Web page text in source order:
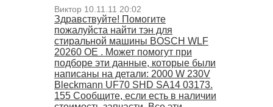
Виктор 10.11.11 20:02
Здравствуйте! Помогите
пожалуйста найти тэн для
стиральной машины BOSCH WLF
20260 OE . Может помогут при
подборе эти данные, которые были
написаны на детали: 2000 W 230V
Bleckmann UF70 SHD SA14 03173.
155 Сообщите, если есть в наличии